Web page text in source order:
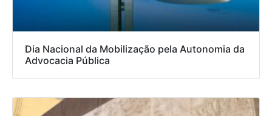
Dia Nacional da Mobilização pela Autonomia da
Advocacia Pública